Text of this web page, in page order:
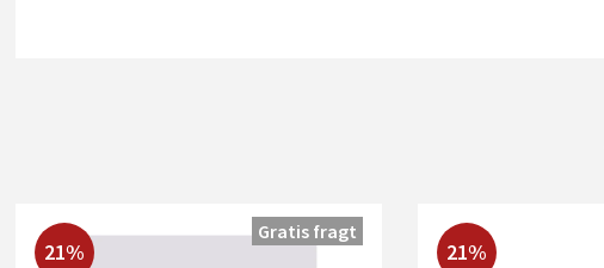
21%
Gratis fragt
21%